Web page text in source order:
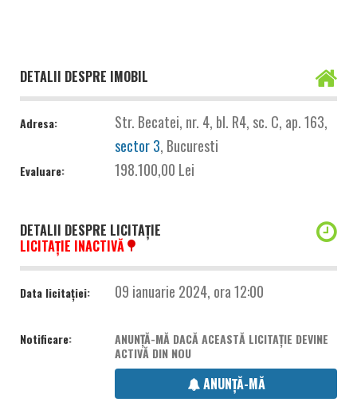
DETALII DESPRE IMOBIL
Adresa:
Str. Becatei, nr. 4, bl. R4, sc. C, ap. 163,
sector 3, Bucuresti
Evaluare: 198.100,00 Lei
DETALII DESPRE LICITAȚIE
LICITAȚIE INACTIVĂ
Data licitației: 09 ianuarie 2024, ora 12:00
Notificare:
ANUNȚĂ-MĂ DACĂ ACEASTĂ LICITAȚIE DEVINE
ACTIVĂ DIN NOU
ANUNȚĂ-MĂ